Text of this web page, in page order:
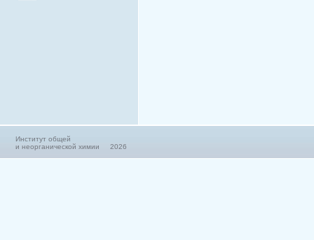
Институт общей
и неорганической химии 2026